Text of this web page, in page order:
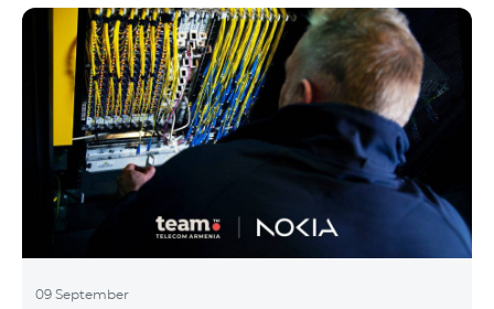
պրոմոյի շրջանակներում տրամադրվող SIM
քարտի` TeamTok կանխավճարային
սակագնային փաթեթի հեռախոսահամարով։
Հաղթող հեռախոսահամարներն ընտրվելու են
պատահական թվերի գեներատորի միջոցով։
Հետևեք մեզ Team-ի Facebook-յան և YouTube-յան
ալիքների պաշտոնական էջերում: Մանրամասն
պայմաններ՝
https://www.telecomarmenia.am/hy/B2S?s
09 September